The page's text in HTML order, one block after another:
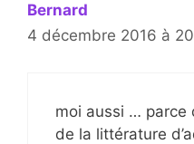
Bernard
4 décembre 2016 à
moi aussi … parce
de la littérature